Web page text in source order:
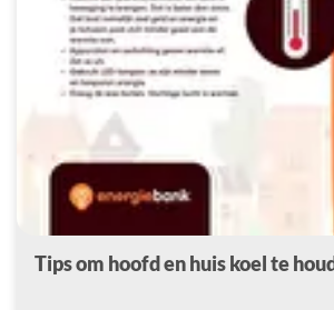
Tips om hoofd en huis koel te